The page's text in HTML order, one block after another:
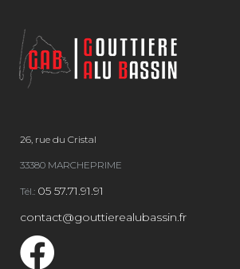
26, rue du Cristal
33380 MARCHEPRIME
Tél.: 05 57.71.91.91
contact@gouttierealubassin.fr